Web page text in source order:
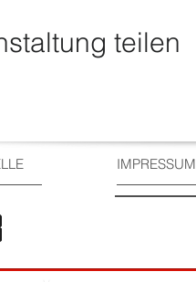
teilen
IMPRESSUM